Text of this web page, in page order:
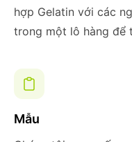
hợp Gelatin với các
trong một lô hàng để
Mẫu